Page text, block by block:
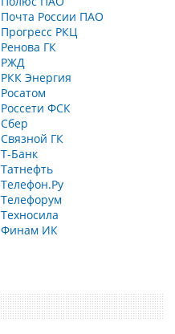
Почта России ПАО
Прогресс РКЦ
Ренова ГК
РЖД
РКК Энергия
Росатом
Россети ФСК
Сбер
Связной ГК
Т-Банк
Татнефть
Телефон.Ру
Телефорум
Техносила
Финам ИК